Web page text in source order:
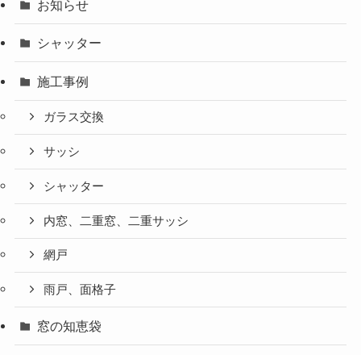
お知らせ
シャッター
施工事例
ガラス交換
サッシ
シャッター
内窓、二重窓、二重サッシ
網戸
雨戸、面格子
窓の知恵袋